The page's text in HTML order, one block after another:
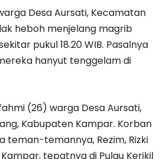
Desa Aursati, Kecamatan
heboh menjelang magrib
pukul 18.20 WIB. Pasalnya
hanyut tenggelam di
(26) warga Desa Aursati,
Kabupaten Kampar. Korban
teman-temannya, Rezim, Rizki
tepatnya di Pulau Kerikil